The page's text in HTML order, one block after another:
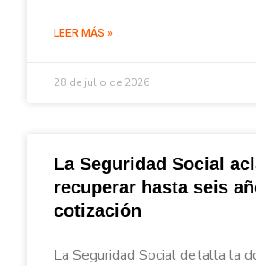
LEER MÁS »
28 de julio de 2026
La Seguridad Social
recuperar hasta seis
cotización
La Seguridad Social detalla la